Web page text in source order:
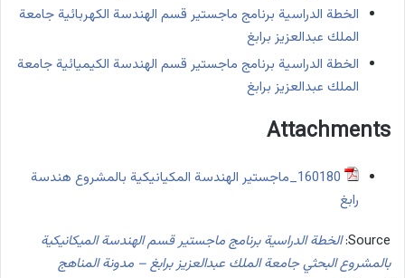
الخطة الدراسية برنامج ماجستير قسم الهندسة الكهربائية جامعة
الملك عبدالعزيز برابغ
الخطة الدراسية برنامج ماجستير قسم الهندسة الكيميائية جامعة
الملك عبدالعزيز برابغ
Attachments
160180_ماجستير الهندسة المكيانيكية بالمشروع هندسة
رابغ
Source: الخطة الدراسية برنامج ماجستير قسم الهندسة الميكانيكية
بالمشروع البحثي جامعة الملك عبدالعزيز برابغ – مدونة المناهج